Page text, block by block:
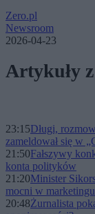
Zero.pl
Newsroom
2026-04-23
Artykuły
23:15Długi,
zameldował się w
21:50Fałszywy
konta polityków
21:20Minister
mocni w
20:48Żurnalista